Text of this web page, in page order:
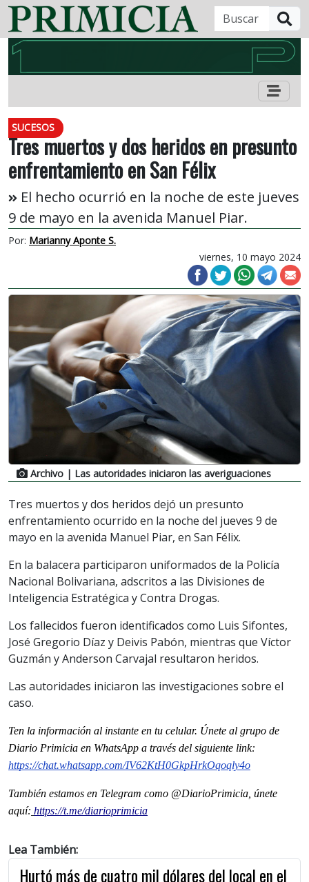
SUCESOS
Tres muertos y dos heridos en presunto
enfrentamiento en San Félix
El hecho ocurrió en la noche de este jueves
9 de mayo en la avenida Manuel Piar.
Por: Marianny Aponte S.
viernes, 10 mayo 2024
Archivo | Las autoridades iniciaron las averiguaciones
Tres muertos y dos heridos dejó un presunto
enfrentamiento ocurrido en la noche del jueves 9 de
mayo en la avenida Manuel Piar, en San Félix.
En la balacera participaron uniformados de la Policía
Nacional Bolivariana, adscritos a las Divisiones de
Inteligencia Estratégica y Contra Drogas.
Los fallecidos fueron identificados como Luis Sifontes,
José Gregorio Díaz y Deivis Pabón, mientras que Víctor
Guzmán y Anderson Carvajal resultaron heridos.
Las autoridades iniciaron las investigaciones sobre el
caso.
Ten la información al instante en tu celular. Únete al grupo de
Diario Primicia en WhatsApp a través del siguiente link:
https://chat.whatsapp.com/IV62KtH0GkpHrkOqoqly4o
También estamos en Telegram como @DiarioPrimicia, únete
aquí: https://t.me/diarioprimicia
Lea También:
Hurtó más de cuatro mil dólares del local en el